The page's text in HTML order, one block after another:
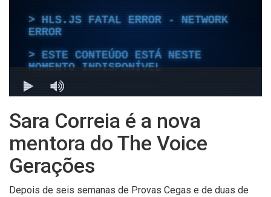
Sara Correia é a nova
mentora do The Voice
Gerações
Depois de seis semanas de Provas Cegas e de duas de